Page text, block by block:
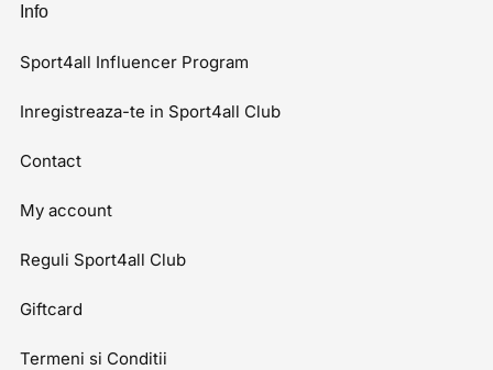
Info
Sport4all Influencer Program
Inregistreaza-te in Sport4all Club
Contact
My account
Reguli Sport4all Club
Giftcard
Termeni si Conditii